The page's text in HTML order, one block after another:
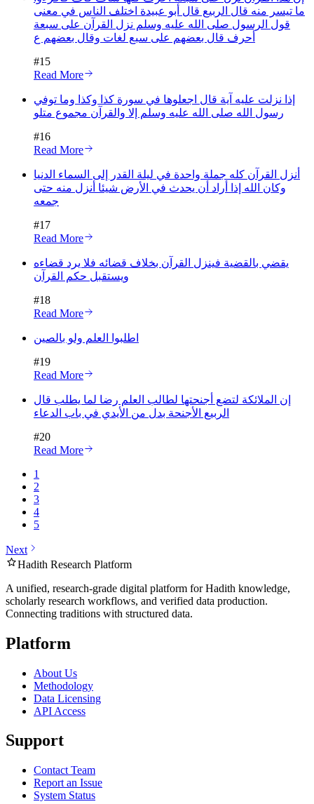
ما تيسر منه قال الربيع قال أبو عبيدة اختلف الناس في معنى
قول الرسول صلى الله عليه وسلم نزل القرآن على سبعة
أحرف قال بعضهم على سبع لغات وقال بعضهم ع
#15
Read More
إذا نزلت عليه آية قال اجعلوها في سورة كذا وكذا وما توفي
رسول الله صلى الله عليه وسلم إلا والقرآن مجموع متلو
#16
Read More
أنزل القرآن كله جملة واحدة في ليلة القدر إلى السماء الدنيا
وكان الله إذا أراد أن يحدث في الأرض شيئا أنزل منه حتى
جمعه
#17
Read More
يقضي بالقضية فينزل القرآن بخلاف قضائه فلا يرد قضاءه
ويستقبل حكم القرآن
#18
Read More
اطلبوا العلم ولو بالصين
#19
Read More
إن الملائكة لتضع أجنحتها لطالب العلم رضا لما يطلب قال
الربيع الأجنحة بدل من الأيدي في باب الدعاء
#20
Read More
1
2
3
4
5
Next
Hadith Research Platform
A unified, research-grade digital platform for Hadith knowledge,
scholarly research workflows, and verified data production.
Connecting traditions with structured data.
Platform
About Us
Methodology
Data Licensing
API Access
Support
Contact Team
Report an Issue
System Status